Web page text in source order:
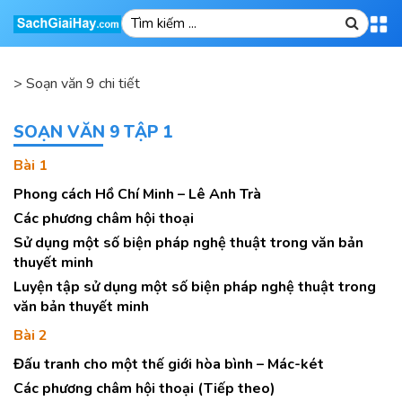
> Soạn văn 9 chi tiết
SOẠN VĂN 9 TẬP 1
Bài 1
Phong cách Hồ Chí Minh – Lê Anh Trà
Các phương châm hội thoại
Sử dụng một số biện pháp nghệ thuật trong văn bản
thuyết minh
Luyện tập sử dụng một số biện pháp nghệ thuật trong
văn bản thuyết minh
Bài 2
Đấu tranh cho một thế giới hòa bình – Mác-két
Các phương châm hội thoại (Tiếp theo)